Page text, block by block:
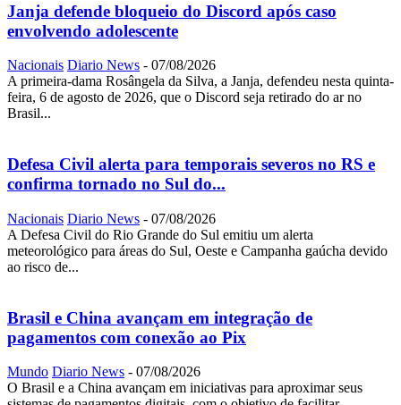
Janja defende bloqueio do Discord após caso
envolvendo adolescente
Nacionais Diario News - 07/08/2026
A primeira-dama Rosângela da Silva, a Janja, defendeu nesta quinta-
feira, 6 de agosto de 2026, que o Discord seja retirado do ar no
Brasil...
Defesa Civil alerta para temporais severos no RS e
confirma tornado no Sul do...
Nacionais Diario News - 07/08/2026
A Defesa Civil do Rio Grande do Sul emitiu um alerta
meteorológico para áreas do Sul, Oeste e Campanha gaúcha devido
ao risco de...
Brasil e China avançam em integração de
pagamentos com conexão ao Pix
Mundo Diario News - 07/08/2026
O Brasil e a China avançam em iniciativas para aproximar seus